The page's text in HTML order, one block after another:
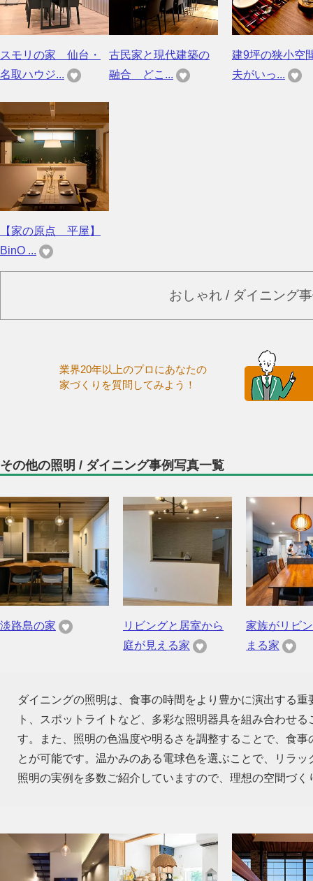
スモリの家 仙台・
名取ハウジ...
古民家と現代建築の
融合 どこ...
建9坪の狭小空
夫がいっ...
【家の原点 平屋】
BinO ...
おしゃれ / ダイニング
業界20年以上のプロにあなたの
家づくりを質問してみよう！
その他の照明 / ダイニング事例写真一覧
淡路島の家
リビングと居室から
庭が見える家
家族がリビ
まる家
ダイニングの照明は、食事の時間をより豊かに演出する
ト、スポットライトなど、多彩な照明器具を組み合わせ
す。また、照明の色温度や明るさを調整することで、食
とが可能です。温かみのある電球色を選ぶことで、リラ
照明の実例を多数ご紹介していますので、理想の空間づ